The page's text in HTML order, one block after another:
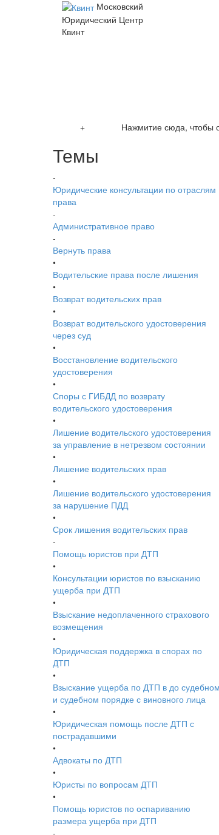
Московский
Юридический Центр
Квинт
Нажмитие сюда, чтобы
Темы
-
Юридические консультации по отраслям
права
-
Административное право
-
Вернуть права
•
Водительские права после лишения
•
Возврат водительских прав
•
Возврат водительского удостоверения
через суд
•
Восстановление водительского
удостоверения
•
Споры с ГИБДД по возврату
водительского удостоверения
•
Лишение водительского удостоверения
за управление в нетрезвом состоянии
•
Лишение водительских прав
•
Лишение водительского удостоверения
за нарушение ПДД
•
Срок лишения водительских прав
-
Помощь юристов при ДТП
•
Консультации юристов по взысканию
ущерба при ДТП
•
Взыскание недоплаченного страхового
возмещения
•
Юридическая поддержка в спорах по
ДТП
•
Взыскание ущерба по ДТП в до судебном
и судебном порядке с виновного лица
•
Юридическая помощь после ДТП с
пострадавшими
•
Адвокаты по ДТП
•
Юристы по вопросам ДТП
•
Помощь юристов по оспариванию
размера ущерба при ДТП
-